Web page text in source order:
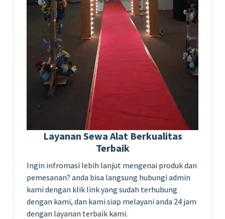
Layanan Sewa Alat Berkualitas
Terbaik
Ingin infromasi lebih lanjut mengenai produk dan
pemesanan? anda bisa langsung hubungi admin
kami dengan klik link yang sudah terhubung
dengan kami, dan kami siap melayani anda 24 jam
dengan layanan terbaik kami.